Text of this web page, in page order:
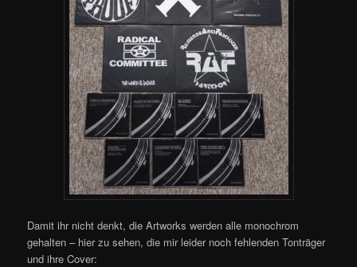
Damit ihr nicht denkt, die Artworks werden alle monochrom
gehalten – hier zu sehen, die mir leider noch fehlenden Tonträger
und ihre Cover: